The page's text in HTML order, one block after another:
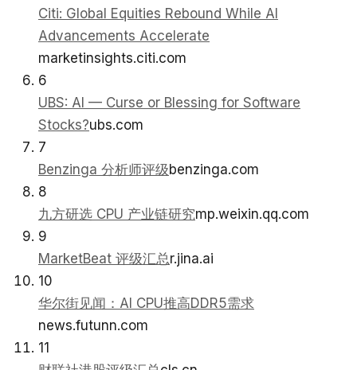
Citi: Global Equities Rebound While AI
Advancements Accelerate
marketinsights.citi.com
6
UBS: AI — Curse or Blessing for Software
Stocks?ubs.com
7
Benzinga 分析师评级benzinga.com
8
九方研选 CPU 产业链研究mp.weixin.qq.com
9
MarketBeat 评级汇总r.jina.ai
10
华尔街见闻：AI CPU推高DDR5需求
news.futunn.com
11